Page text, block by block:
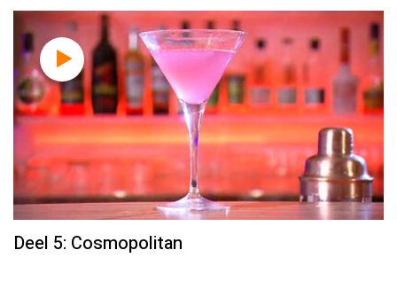
Deel 5: Cosmopolitan